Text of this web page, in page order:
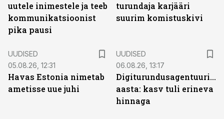
uutele inimestele ja teeb
kommunikatsioonist
pika pausi
turundaja karjääri
suurim komistuskivi
UUDISED
05.08.26, 12:31
Havas Estonia nimetab
ametisse uue juhi
UUDISED
06.08.26, 13:17
Digiturundusagentuuride
aasta: kasv tuli erineva
hinnaga